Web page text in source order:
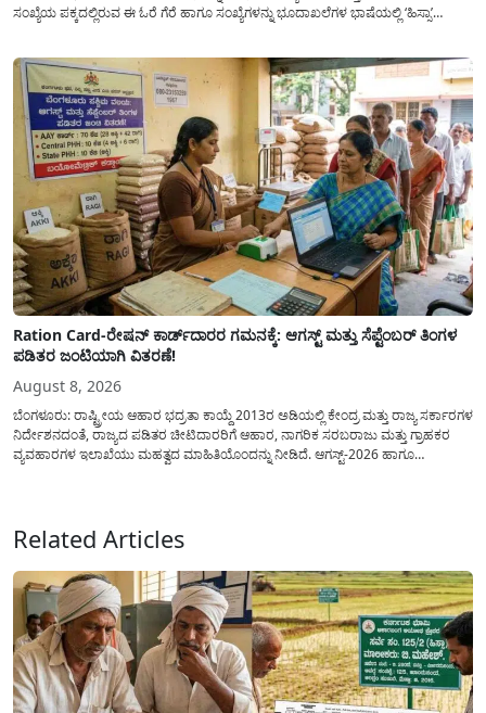
ಸಂಖ್ಯೆಯ ಪಕ್ಕದಲ್ಲಿರುವ ಈ ಓರೆ ಗೆರೆ ಹಾಗೂ ಸಂಖ್ಯೆಗಳನ್ನು ಭೂದಾಖಲೆಗಳ ಭಾಷೆಯಲ್ಲಿ ‘ಹಿಸ್ಸಾ’
Ration Card-ರೇಷನ್ ಕಾರ್ಡ್‍ದಾರರ ಗಮನಕ್ಕೆ: ಆಗಸ್ಟ್ ಮತ್ತು ಸೆಪ್ಟೆಂಬರ್ ತಿಂಗಳ
ಪಡಿತರ ಜಂಟಿಯಾಗಿ ವಿತರಣೆ!
August 8, 2026
ಬೆಂಗಳೂರು: ರಾಷ್ಟ್ರೀಯ ಆಹಾರ ಭದ್ರತಾ ಕಾಯ್ದೆ 2013ರ ಅಡಿಯಲ್ಲಿ ಕೇಂದ್ರ ಮತ್ತು ರಾಜ್ಯ ಸರ್ಕಾರಗಳ
ನಿರ್ದೇಶನದಂತೆ, ರಾಜ್ಯದ ಪಡಿತರ ಚೀಟಿದಾರರಿಗೆ ಆಹಾರ, ನಾಗರಿಕ ಸರಬರಾಜು ಮತ್ತು ಗ್ರಾಹಕರ
ವ್ಯವಹಾರಗಳ ಇಲಾಖೆಯು ಮಹತ್ವದ ಮಾಹಿತಿಯೊಂದನ್ನು ನೀಡಿದೆ. ಆಗಸ್ಟ್-2026 ಹಾಗೂ
Related Articles